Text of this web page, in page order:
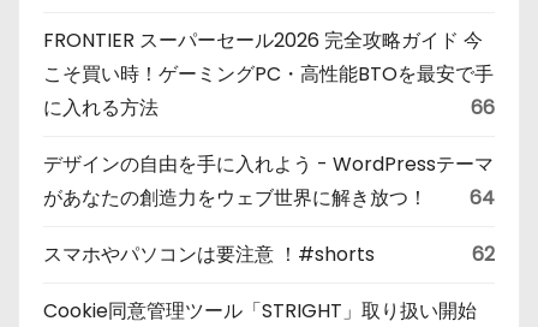
FRONTIER スーパーセール2026 完全攻略ガイド 今
こそ買い時！ゲーミングPC・高性能BTOを最安で手
に入れる方法
66
デザインの自由を手に入れよう - WordPressテーマ
があなたの創造力をウェブ世界に解き放つ！
64
スマホやパソコンは要注意 ！#shorts 62
Cookie同意管理ツール「STRIGHT」取り扱い開始